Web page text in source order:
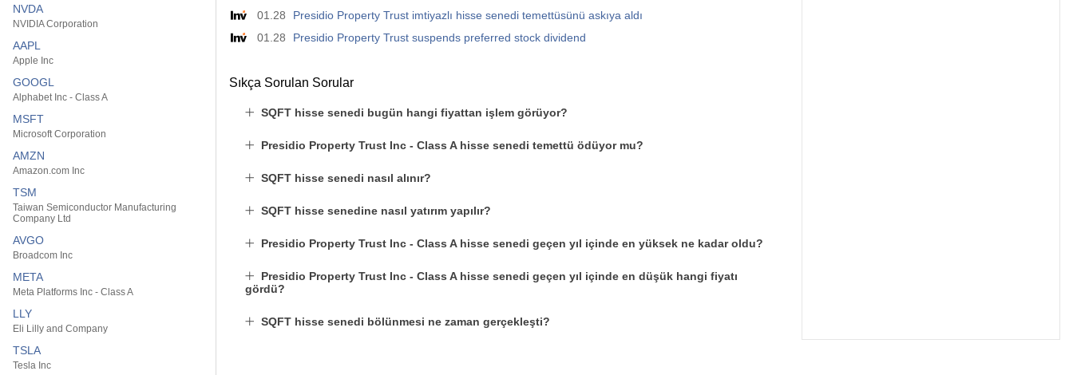
NVDA
NVIDIA Corporation
AAPL
Apple Inc
GOOGL
Alphabet Inc - Class A
MSFT
Microsoft Corporation
AMZN
Amazon.com Inc
TSM
Taiwan Semiconductor Manufacturing
Company Ltd
AVGO
Broadcom Inc
META
Meta Platforms Inc - Class A
LLY
Eli Lilly and Company
TSLA
Tesla Inc
01.28
Presidio Property Trust imtiyazlı hisse senedi temettüsünü askıya aldı
01.28
Presidio Property Trust suspends preferred stock dividend
Sıkça Sorulan Sorular
SQFT hisse senedi bugün hangi fiyattan işlem görüyor?
Presidio Property Trust Inc - Class A hisse senedi temettü ödüyor mu?
SQFT hisse senedi nasıl alınır?
SQFT hisse senedine nasıl yatırım yapılır?
Presidio Property Trust Inc - Class A hisse senedi geçen yıl içinde en yüksek ne kadar oldu?
Presidio Property Trust Inc - Class A hisse senedi geçen yıl içinde en düşük hangi fiyatı
gördü?
SQFT hisse senedi bölünmesi ne zaman gerçekleşti?